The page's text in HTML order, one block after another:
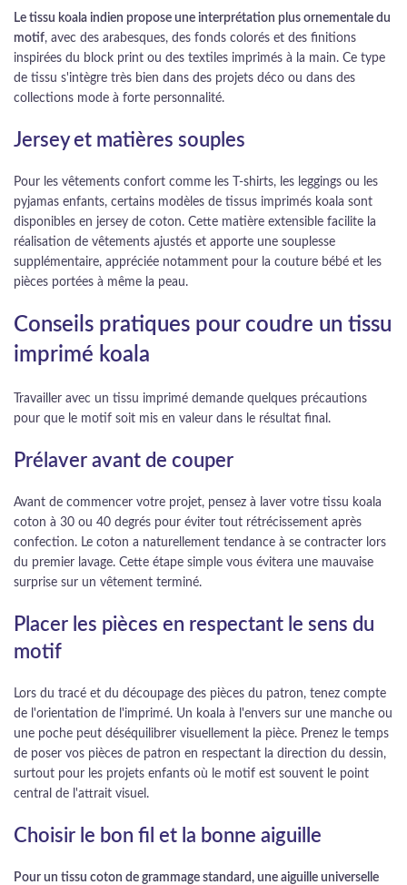
Le tissu koala indien propose une interprétation plus ornementale du
motif, avec des arabesques, des fonds colorés et des finitions
inspirées du block print ou des textiles imprimés à la main. Ce type
de tissu s'intègre très bien dans des projets déco ou dans des
collections mode à forte personnalité.
Jersey et matières souples
Pour les vêtements confort comme les T-shirts, les leggings ou les
pyjamas enfants, certains modèles de tissus imprimés koala sont
disponibles en jersey de coton. Cette matière extensible facilite la
réalisation de vêtements ajustés et apporte une souplesse
supplémentaire, appréciée notamment pour la couture bébé et les
pièces portées à même la peau.
Conseils pratiques pour coudre un tissu
imprimé koala
Travailler avec un tissu imprimé demande quelques précautions
pour que le motif soit mis en valeur dans le résultat final.
Prélaver avant de couper
Avant de commencer votre projet, pensez à laver votre tissu koala
coton à 30 ou 40 degrés pour éviter tout rétrécissement après
confection. Le coton a naturellement tendance à se contracter lors
du premier lavage. Cette étape simple vous évitera une mauvaise
surprise sur un vêtement terminé.
Placer les pièces en respectant le sens du
motif
Lors du tracé et du découpage des pièces du patron, tenez compte
de l'orientation de l'imprimé. Un koala à l'envers sur une manche ou
une poche peut déséquilibrer visuellement la pièce. Prenez le temps
de poser vos pièces de patron en respectant la direction du dessin,
surtout pour les projets enfants où le motif est souvent le point
central de l'attrait visuel.
Choisir le bon fil et la bonne aiguille
Pour un tissu coton de grammage standard, une aiguille universelle